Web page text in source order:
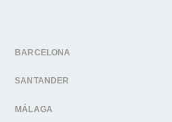
BARCELONA
SANTANDER
MÁLAGA